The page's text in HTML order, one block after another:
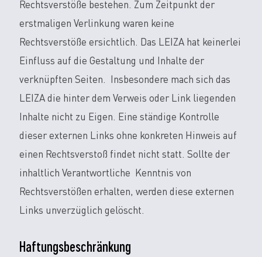
Rechtsverstöße bestehen. Zum Zeitpunkt der
erstmaligen Verlinkung waren keine
Rechtsverstöße ersichtlich. Das LEIZA hat keinerlei
Einfluss auf die Gestaltung und Inhalte der
verknüpften Seiten. Insbesondere mach sich das
LEIZA die hinter dem Verweis oder Link liegenden
Inhalte nicht zu Eigen. Eine ständige Kontrolle
dieser externen Links ohne konkreten Hinweis auf
einen Rechtsverstoß findet nicht statt. Sollte der
inhaltlich Verantwortliche Kenntnis von
Rechtsverstößen erhalten, werden diese externen
Links unverzüglich gelöscht.
Haftungsbeschränkung